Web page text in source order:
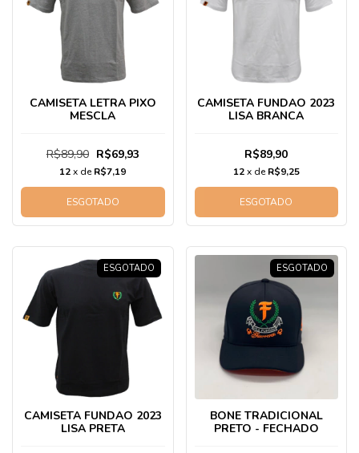
CAMISETA LETRA PIXO
MESCLA
R$89,90 R$69,93
12 x deR$7,19
ESGOTADO
CAMISETA FUNDAO 2023
LISA BRANCA
R$89,90
12 x deR$9,25
ESGOTADO
ESGOTADO
CAMISETA FUNDAO 2023
LISA PRETA
ESGOTADO
BONE TRADICIONAL
PRETO - FECHADO